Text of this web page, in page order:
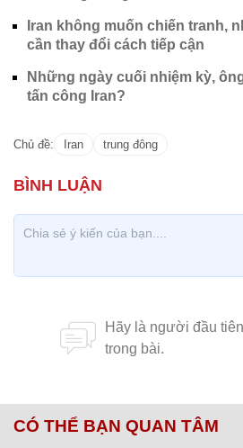
Iran không muốn chiến tranh,
cần thay đổi cách tiếp cận
Những ngày cuối nhiệm kỳ,
tấn công Iran?
Chủ đề: Iran trung đông
CÓ THỂ BẠN QUAN TÂM